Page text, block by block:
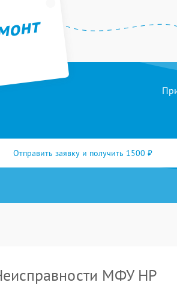
Отправить заявку и получить 1500 ₽
МФУ HP